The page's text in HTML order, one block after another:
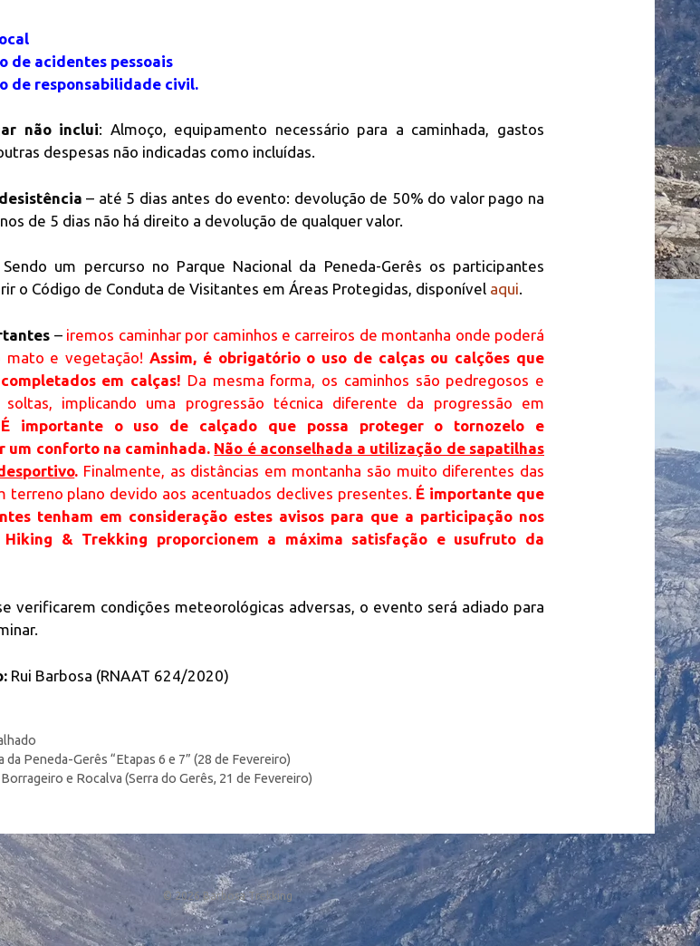
de acidentes pessoais
de responsabilidade civil.
não inclui: Almoço, equipamento necessário para a caminhada, gastos
despesas não indicadas como incluídas.
– até 5 dias antes do evento: devolução de 50% do valor pago na
de 5 dias não há direito a devolução de qualquer valor.
um percurso no Parque Nacional da Peneda-Gerês os participantes
o Código de Conduta de Visitantes em Áreas Protegidas, disponível aqui.
– iremos caminhar por caminhos e carreiros de montanha onde poderá
mato e vegetação! Assim, é obrigatório o uso de calças ou calções que
em calças! Da mesma forma, os caminhos são pedregosos e
soltas, implicando uma progressão técnica diferente da progressão em
É importante o uso de calçado que possa proteger o tornozelo e
um conforto na caminhada. Não é aconselhada a utilização de sapatilhas
. Finalmente, as distâncias em montanha são muito diferentes das
terreno plano devido aos acentuados declives presentes. É importante que
tenham em consideração estes avisos para que a participação nos
Hiking & Trekking proporcionem a máxima satisfação e usufruto da
verificarem condições meteorológicas adversas, o evento será adiado para
Rui Barbosa (RNAAT 624/2020)
da Peneda-Gerês “Etapas 6 e 7” (28 de Fevereiro)
e Rocalva (Serra do Gerês, 21 de Fevereiro)
© 2026 Barbosa Trekking